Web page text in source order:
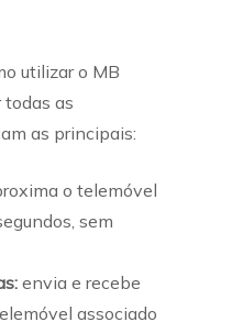
utilizar o MB
todas as
as principais:
o telemóvel
sem
envia e recebe
associado